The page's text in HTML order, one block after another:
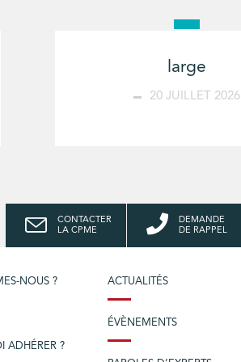
large
20 JUILLET 2026
CONTACTER
LA CPME
DEMANDE
DE RAPPEL
NOUS ?
ADHÉRER ?
ACTUALITÉS
ÉVÈNEMENTS